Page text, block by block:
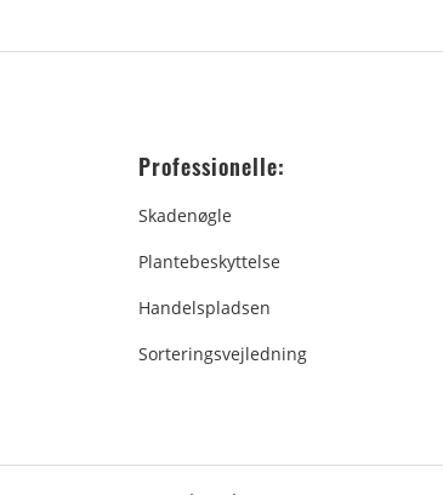
Professionelle:
Skadenøgle
Plantebeskyttelse
Handelspladsen
Sorteringsvejledning